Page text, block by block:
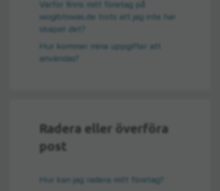
Varför finns mitt företag på
wogibtswas.de trots att jag inte har
skapat det?
Hur kommer mina uppgifter att
användas?
Radera eller överföra
post
Hur kan jag radera mitt företag?